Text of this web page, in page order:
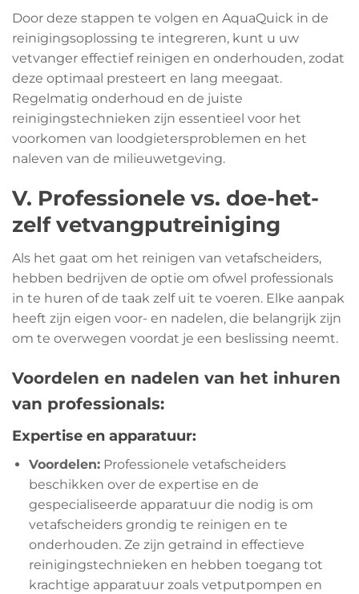
Door deze stappen te volgen en AquaQuick in de
reinigingsoplossing te integreren, kunt u uw
vetvanger effectief reinigen en onderhouden, zodat
deze optimaal presteert en lang meegaat.
Regelmatig onderhoud en de juiste
reinigingstechnieken zijn essentieel voor het
voorkomen van loodgietersproblemen en het
naleven van de milieuwetgeving.
V. Professionele vs. doe-het-
zelf vetvangputreiniging
Als het gaat om het reinigen van vetafscheiders,
hebben bedrijven de optie om ofwel professionals
in te huren of de taak zelf uit te voeren. Elke aanpak
heeft zijn eigen voor- en nadelen, die belangrijk zijn
om te overwegen voordat je een beslissing neemt.
Voordelen en nadelen van het inhuren
van professionals:
Expertise en apparatuur:
Voordelen:Professionele vetafscheiders
beschikken over de expertise en de
gespecialiseerde apparatuur die nodig is om
vetafscheiders grondig te reinigen en te
onderhouden. Ze zijn getraind in effectieve
reinigingstechnieken en hebben toegang tot
krachtige apparatuur zoals vetputpompen en